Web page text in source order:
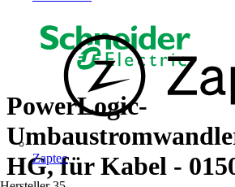
Zaptec
PowerLogic-
HG, für Kabel -